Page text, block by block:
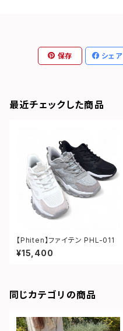
保存 シェア
最近チェックした商品
【Phiten】ファイテン PHL-011
¥15,400
同じカテゴリの商品